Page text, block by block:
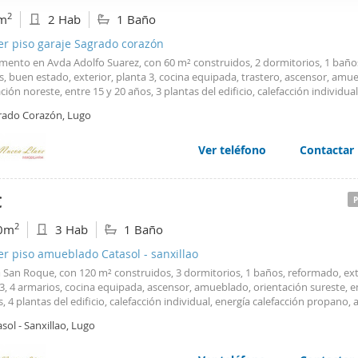
se usan para personalizar el contenido y los anuncios,
el tráfico. Además, compartimos información sobre el uso que
de redes sociales, publicidad y análisis web, quienes
que les haya proporcionado o que hayan recopilado a
2 2 Hab 1 Baño
piso garaje Sagrado corazón
en Avda Adolfo Suarez, con 60 m² construidos, 2 dormitorios, 1
buen estado, exterior, planta 3, cocina equipada, trastero, ascensor,
noreste, entre 15 y 20 años, 3 plantas del edificio, calefacción
mes de 50 €, suelo de tarima. REF: M2713 Se alquila apartamento de 60
Avda Adolfo Suárez que se distribuye en salón , dos dormitorios , cuarto
calefacción de gas natural con contador individual, plaza de garaje y
comunidad incluida. Se solicita seguro de impago . Infórmese . Visite
Corazón, Lugo
Ver teléfono Contactar
2 3 Hab 1 Baño
piso amueblado Catasol - sanxillao
San Roque, con 120 m² construidos, 3 dormitorios, 1 baños, reformado,
4 armarios, cocina equipada, ascensor, amueblado, orientación sureste,
4 plantas del edificio, calefacción individual, energía calefacción propano,
solo estudiantes...Curso 2025-2026. Se alquila amplio piso en
en Calle Rio Chamoso de 120m2 aprox que se distribuyen en Hall de entrada
- Sanxillao, Lugo